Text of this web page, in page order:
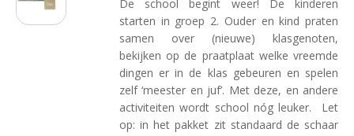
De school begint weer! De kinderen
starten in groep 2. Ouder en kind praten
samen over (nieuwe) klasgenoten,
bekijken op de praatplaat welke vreemde
dingen er in de klas gebeuren en spelen
zelf ‘meester en juf’. Met deze, en andere
activiteiten wordt school nóg leuker. Let
op: in het pakket zit standaard de schaar